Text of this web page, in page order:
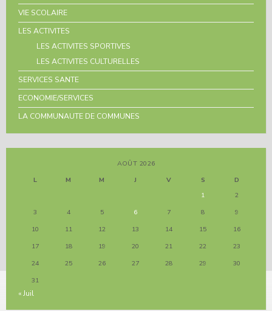
VIE SCOLAIRE
LES ACTIVITES
LES ACTIVITES SPORTIVES
LES ACTIVITES CULTURELLES
SERVICES SANTE
ECONOMIE/SERVICES
LA COMMUNAUTE DE COMMUNES
AOÛT 2026
L
M M J V S
D
1
2
3
4 5 6 7 8
9
10
11 12 13 14 15
16
17
18 19 20 21 22
23
24
25 26 27 28 29
30
31
« Juil